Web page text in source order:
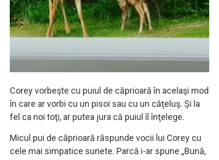
Corey vorbeşte cu puiul de căprioară în acelaşi mod
în care ar vorbi cu un pisoi sau cu un căţeluş. Şi la
fel ca noi toţi, ar putea jura că puiul îl înţelege.
Micul pui de căprioară răspunde vocii lui Corey cu
cele mai simpatice sunete. Parcă i-ar spune „Bună,